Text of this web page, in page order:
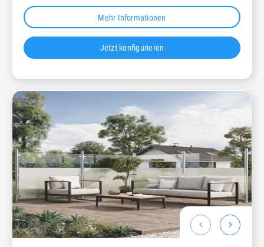
Mehr Informationen
Jetzt konfigurieren
chevron_left chevron_right